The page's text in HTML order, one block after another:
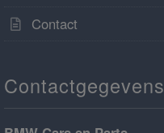
Contact
Contactgegevens